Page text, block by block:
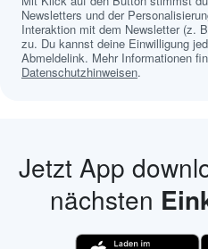
Newsletters und der
Interaktion mit dem Newsletter (z.
zu. Du kannst deine Einwilligung
Abmeldelink. Mehr Informationen
Datenschutzhinweisen.
Jetzt App
nächsten